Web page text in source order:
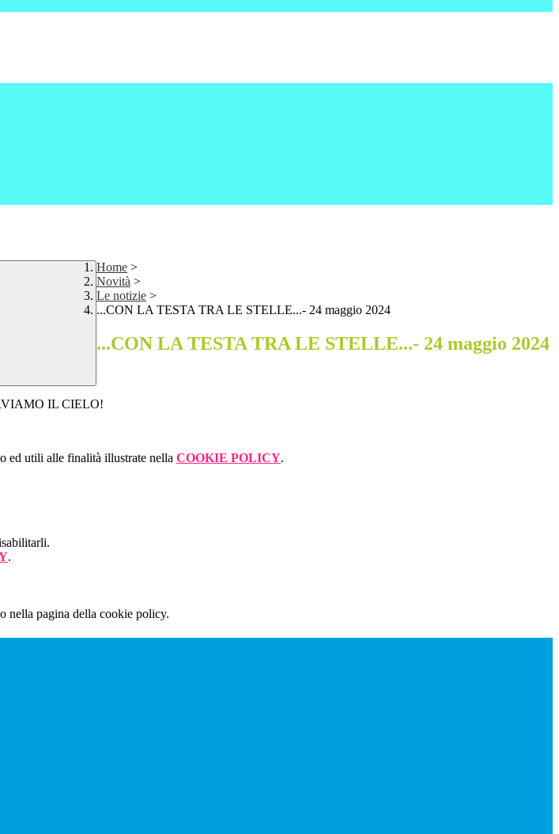
Home >
Novità >
Le notizie >
...CON LA TESTA TRA LE STELLE...- 24 maggio 2024
...CON LA TESTA TRA LE STELLE...- 24 maggio 2024
IL CIELO!
ed utili alle finalità illustrate nella COOKIE POLICY.
.
nella pagina della cookie policy.